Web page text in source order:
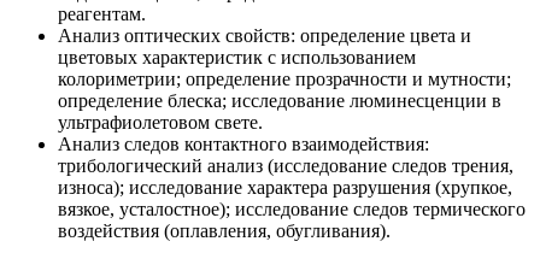
реагентам.
Анализ оптических свойств: определение цвета и
цветовых характеристик с использованием
колориметрии; определение прозрачности и мутности;
определение блеска; исследование люминесценции в
ультрафиолетовом свете.
Анализ следов контактного взаимодействия:
трибологический анализ (исследование следов трения,
износа); исследование характера разрушения (хрупкое,
вязкое, усталостное); исследование следов термического
воздействия (оплавления, обугливания).